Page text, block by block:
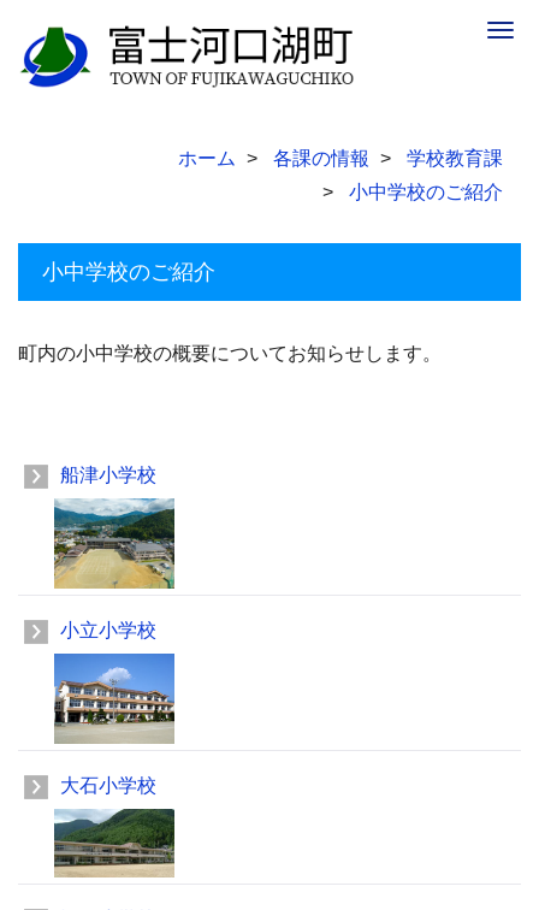
ホーム 各課の情報
学校教育課
小中学校のご紹介
小中学校のご紹介
町内の小中学校の概要についてお知らせします。
船津小学校
小立小学校
大石小学校